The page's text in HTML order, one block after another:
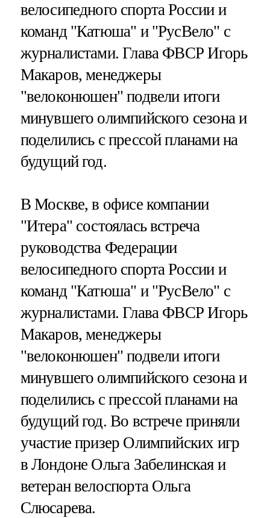
велосипедного спорта России и
команд "Катюша" и "РусВело" с
журналистами. Глава ФВСР Игорь
Макаров, менеджеры
"велоконюшен" подвели итоги
минувшего олимпийского сезона и
поделились с прессой планами на
будущий год.
В Москве, в офисе компании
"Итера" состоялась встреча
руководства Федерации
велосипедного спорта России и
команд "Катюша" и "РусВело" с
журналистами. Глава ФВСР Игорь
Макаров, менеджеры
"велоконюшен" подвели итоги
минувшего олимпийского сезона и
поделились с прессой планами на
будущий год. Во встрече приняли
участие призер Олимпийских игр
в Лондоне Ольга Забелинская и
ветеран велоспорта Ольга
Слюсарева.